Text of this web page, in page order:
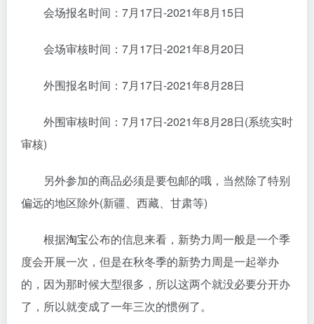
会场报名时间：7月17日-2021年8月15日
会场审核时间：7月17日-2021年8月20日
外围报名时间：7月17日-2021年8月28日
外围审核时间：7月17日-2021年8月28日(系统实时
审核)
另外参加的商品必须是要包邮的哦，当然除了特别
偏远的地区除外(新疆、西藏、甘肃等)
根据淘宝公布的信息来看，新势力周一般是一个季
度会开展一次，但是在秋冬季的新势力周是一起举办
的，因为那时候大型很多，所以这两个就没必要分开办
了，所以就变成了一年三次的惯例了。